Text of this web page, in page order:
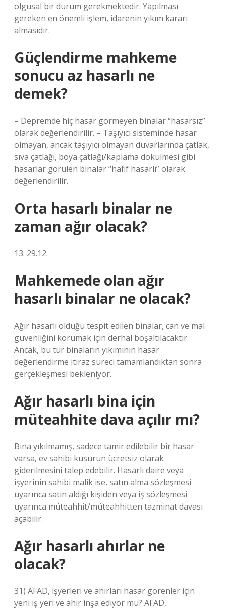
olgusal bir durum gerekmektedir. Yapılması
gereken en önemli işlem, idarenin yıkım kararı
almasıdır.
Güçlendirme mahkeme
sonucu az hasarlı ne
demek?
– Depremde hiç hasar görmeyen binalar “hasarsız”
olarak değerlendirilir. – Taşıyıcı sisteminde hasar
olmayan, ancak taşıyıcı olmayan duvarlarında çatlak,
sıva çatlağı, boya çatlağı/kaplama dökülmesi gibi
hasarlar görülen binalar “hafif hasarlı” olarak
değerlendirilir.
Orta hasarlı binalar ne
zaman ağır olacak?
13. 29.12.
Mahkemede olan ağır
hasarlı binalar ne olacak?
Ağır hasarlı olduğu tespit edilen binalar, can ve mal
güvenliğini korumak için derhal boşaltılacaktır.
Ancak, bu tür binaların yıkımının hasar
değerlendirme itiraz süreci tamamlandıktan sonra
gerçekleşmesi bekleniyor.
Ağır hasarlı bina için
müteahhite dava açılır mı?
Bina yıkılmamış, sadece tamir edilebilir bir hasar
varsa, ev sahibi kusurun ücretsiz olarak
giderilmesini talep edebilir. Hasarlı daire veya
işyerinin sahibi malik ise, satın alma sözleşmesi
uyarınca satın aldığı kişiden veya iş sözleşmesi
uyarınca müteahhit/müteahhitten tazminat davası
açabilir.
Ağır hasarlı ahırlar ne
olacak?
31) AFAD, işyerleri ve ahırları hasar görenler için
yeni iş yeri ve ahır inşa ediyor mu? AFAD,